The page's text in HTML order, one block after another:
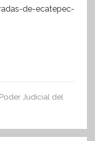
de-ecatepec-
Poder Judicial del